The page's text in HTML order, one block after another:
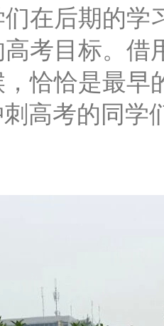
们在后期的
考目标。借
恰恰是最早
高考的同学